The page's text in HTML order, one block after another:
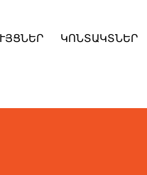
ԿՈՆՏԱԿՏՆԵՐ